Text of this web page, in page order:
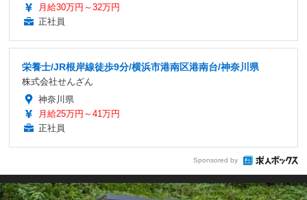
月給30万円～32万円
正社員
栄養士/JR根岸線徒歩9分/横浜市港南区港南台/神奈川県
株式会社せんざん
神奈川県
月給25万円～41万円
正社員
Sponsored by